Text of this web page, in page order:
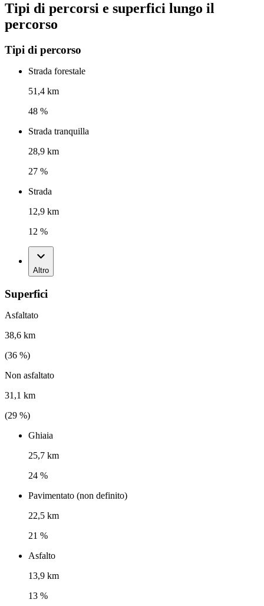
Tipi di percorsi e superfici lungo il
percorso
Tipi di percorso
Strada forestale
51,4 km
48 %
Strada tranquilla
28,9 km
27 %
Strada
12,9 km
12 %
Altro
Superfici
Asfaltato
38,6 km
(36 %)
Non asfaltato
31,1 km
(29 %)
Ghiaia
25,7 km
24 %
Pavimentato (non definito)
22,5 km
21 %
Asfalto
13,9 km
13 %